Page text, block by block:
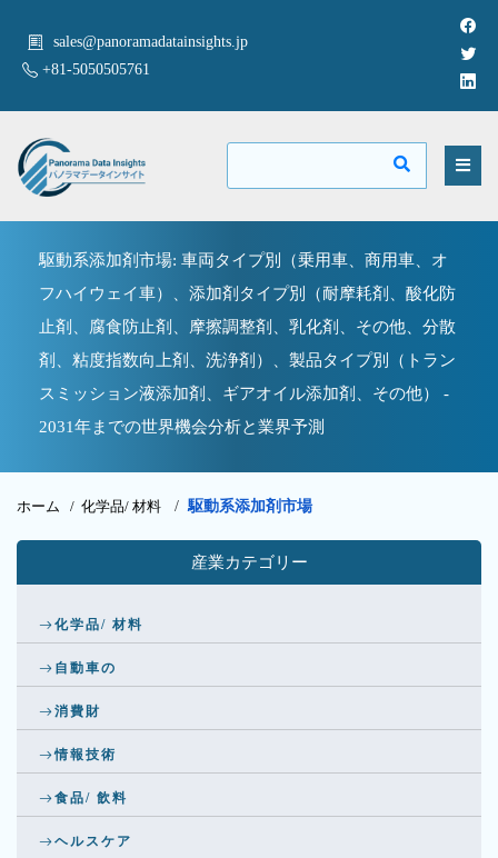
sales@panoramadatainsights.jp
+81-5050505761
駆動系添加剤市場: 車両タイプ別（乗用車、商用車、オ
フハイウェイ車）、添加剤タイプ別（耐摩耗剤、酸化防
止剤、腐食防止剤、摩擦調整剤、乳化剤、その他、分散
剤、粘度指数向上剤、洗浄剤）、製品タイプ別（トラン
スミッション液添加剤、ギアオイル添加剤、その他） -
2031年までの世界機会分析と業界予測
ホーム / 化学品/ 材料 / 駆動系添加剤市場
産業カテゴリー
化学品/ 材料
自動車の
消費財
情報技術
食品/ 飲料
ヘルスケア